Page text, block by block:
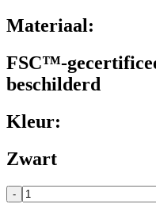
Materiaal:
FSC™-
beschilderd
Kleur:
Zwart
-